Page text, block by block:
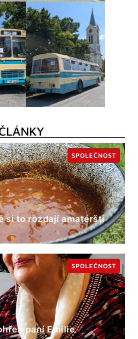
si to rozdají amatérští
SPOLEČNOST
paní Emilie
SPOLEČNOST